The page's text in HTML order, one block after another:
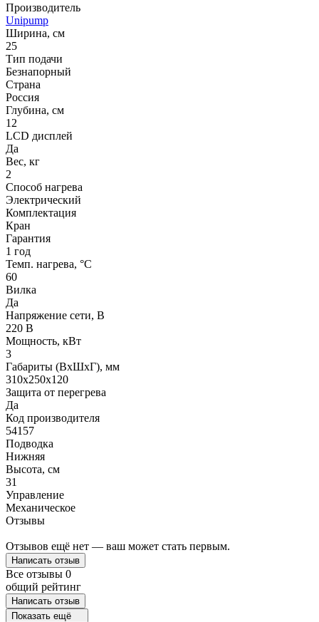
Производитель
Unipump
Ширина, см
25
Тип подачи
Безнапорный
Страна
Россия
Глубина, см
12
LCD дисплей
Да
Вес, кг
2
Способ нагрева
Электрический
Комплектация
Кран
Гарантия
1 год
Темп. нагрева, °С
60
Вилка
Да
Напряжение сети, В
220 В
Мощность, кВт
3
Габариты (ВхШхГ), мм
310х250х120
Защита от перегрева
Да
Код производителя
54157
Подводка
Нижняя
Высота, см
31
Управление
Механическое
Отзывы
Отзывов ещё нет — ваш может стать первым.
Написать отзыв
Все отзывы 0
общий рейтинг
Написать отзыв
Показать ещё